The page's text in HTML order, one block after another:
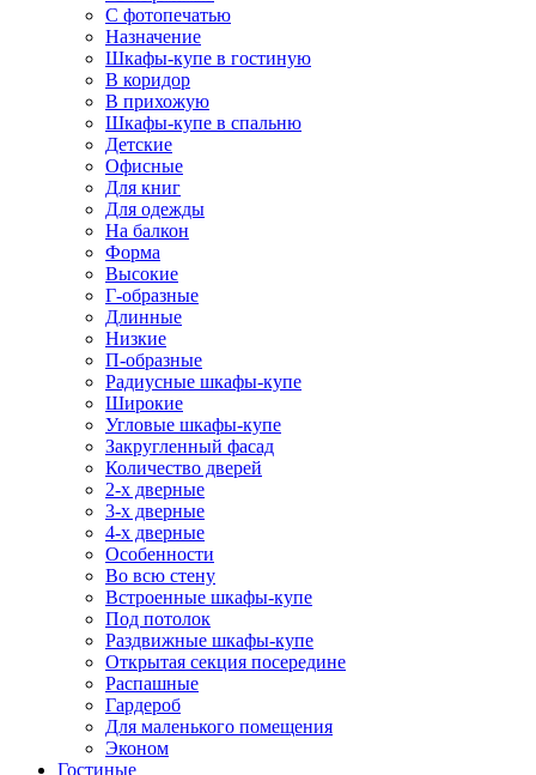
С фотопечатью
Назначение
Шкафы-купе в гостиную
В коридор
В прихожую
Шкафы-купе в спальню
Детские
Офисные
Для книг
Для одежды
На балкон
Форма
Высокие
Г-образные
Длинные
Низкие
П-образные
Радиусные шкафы-купе
Широкие
Угловые шкафы-купе
Закругленный фасад
Количество дверей
2-х дверные
3-х дверные
4-х дверные
Особенности
Во всю стену
Встроенные шкафы-купе
Под потолок
Раздвижные шкафы-купе
Открытая секция посередине
Распашные
Гардероб
Для маленького помещения
Эконом
Гостиные